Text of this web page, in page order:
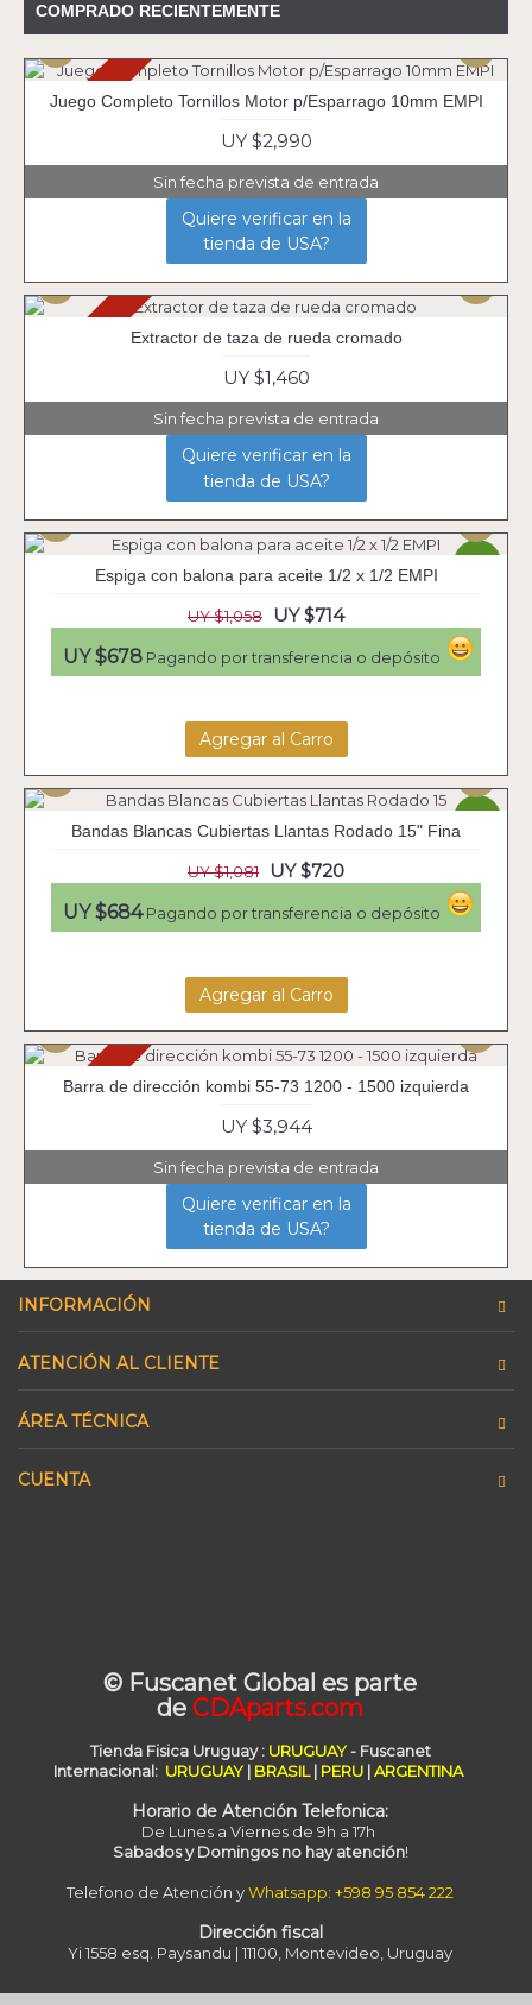
COMPRADO RECIENTEMENTE
Agotado
Juego Completo Tornillos Motor p/Esparrago 10mm EMPI
UY $2,990
Sin fecha prevista de entrada
Quiere verificar en la
tienda de USA?
Extractor de taza de rueda cromado
UY $1,460
Sin fecha prevista de entrada
Quiere verificar en la
tienda de USA?
Espiga con balona para aceite 1/2 x 1/2 EMPI
UY $1,058
UY $714
UY $678 Pagando por transferencia o depósito
Agregar al Carro
Bandas Blancas Cubiertas Llantas Rodado 15" Fina
UY $1,081
UY $720
UY $684Pagando por transferencia o depósito
Agregar al Carro
Agotado
Barra de dirección kombi 55-73 1200 - 1500 izquierda
UY $3,944
Sin fecha prevista de entrada
Quiere verificar en la
tienda de USA?
INFORMACIÓN
ATENCIÓN AL CLIENTE
ÁREA TÉCNICA
CUENTA
© Fuscanet Global es parte
de CDAparts.com
Tienda Fisica Uruguay: URUGUAY- Fuscanet
Internacional: URUGUAY | BRASIL| PERU |ARGENTINA
Horario de Atención Telefonica:
De Lunes a Viernes de 9h a 17h
Sabados y Domingos no hay atención!
Telefono de Atención yWhatsapp: +598 95 854 222
Dirección fiscal
Yi 1558 esq. Paysandu | 11100, Montevideo, Uruguay